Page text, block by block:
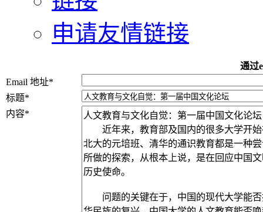
申请友情链接
通过
Email 地址*
标题*
内容*